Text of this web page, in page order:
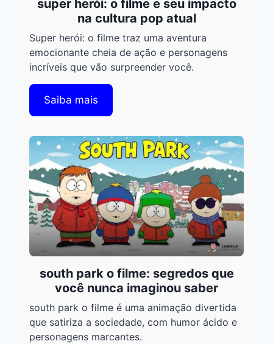
super herói: o filme e seu impacto
na cultura pop atual
Super herói: o filme traz uma aventura
emocionante cheia de ação e personagens
incríveis que vão surpreender você.
Saiba mais
south park o filme: segredos que
você nunca imaginou saber
south park o filme é uma animação divertida
que satiriza a sociedade, com humor ácido e
personagens marcantes.